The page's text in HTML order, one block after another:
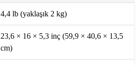
4,4 lb (yaklaşık 2 kg)
23,6 × 16 × 5,3 inç (59,9 × 40,6 × 13,5
cm)